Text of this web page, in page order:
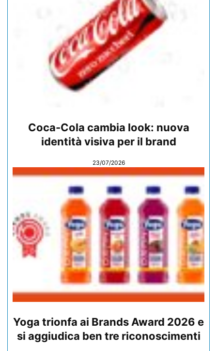
Coca-Cola cambia look: nuova
identità visiva per il brand
23/07/2026
Yoga trionfa ai Brands Award 2026 e
si aggiudica ben tre riconoscimenti